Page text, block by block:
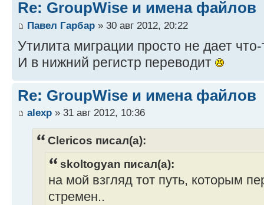
Re: GroupWise и имена файлов
Павел Гарбар » 30 авг 2012, 20:22
Утилита миграции просто не дает
И в нижний регистр переводит
Re: GroupWise и имена файлов
alexp » 31 авг 2012, 10:36
Clericos писал(а):
skoltogyan писал(а):
на мой взгляд тот путь, которым
стремен..